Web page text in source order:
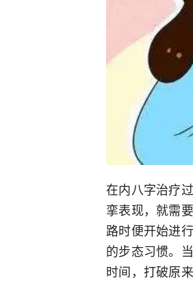
在内八字治疗
挛表现，就需
路时便开始进
的步态习惯。
时间，打破原